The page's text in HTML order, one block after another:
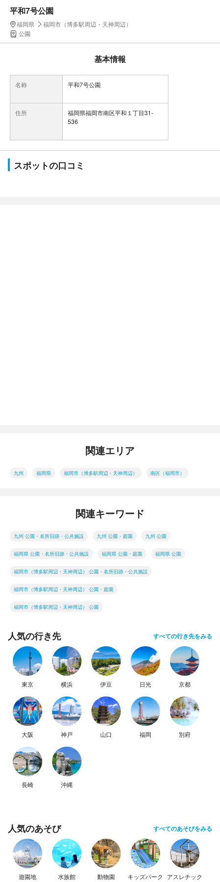
平和7号公園
福岡県
福岡市（博多駅周辺・天神周辺）
公園
基本情報
名称 平和7号公園
住所
福岡県福岡市南区平和１丁目31-
536
スポットの口コミ
関連エリア
九州 福岡県 福岡市（博多駅周辺・天神周辺） 南区（福岡市）
関連キーワード
九州 公園・名所旧跡・公共施設 九州 公園・庭園 九州 公園
福岡県 公園・名所旧跡・公共施設 福岡県 公園・庭園 福岡県 公園
福岡市（博多駅周辺・天神周辺） 公園・名所旧跡・公共施設
福岡市（博多駅周辺・天神周辺） 公園・庭園
福岡市（博多駅周辺・天神周辺） 公園
人気の行き先 すべての行き先をみる
東京 横浜 伊豆 日光 京都
大阪 神戸 山口 福岡 別府
長崎 沖縄
人気のあそび すべてのあそびをみる
遊園地 水族館 動物園 キッズパーク アスレチック